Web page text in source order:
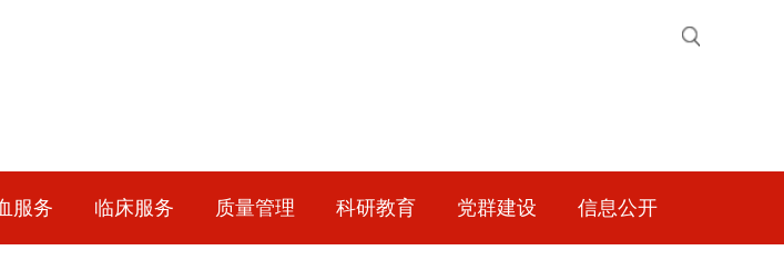
服务 临床服务 质量管理 科研教育 党群建设 信息公开